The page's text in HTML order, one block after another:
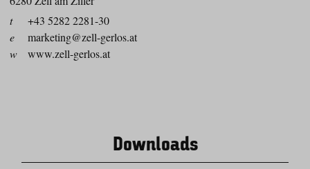
t
+43 5282 2281-30
e
marketing@zell-gerlos.at
w
www.zell-gerlos.at
Downloads